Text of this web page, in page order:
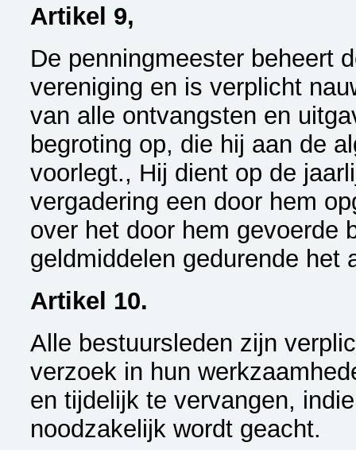
Artikel 9,
De penningmeester beheert
vereniging en is verplicht
van alle ontvangsten en
begroting op, die hij aan de
voorlegt., Hij dient op de
vergadering een door hem
over het door hem gevoerde
geldmiddelen gedurende het
Artikel 10.
Alle bestuursleden zijn
verzoek in hun
en tijdelijk te vervangen,
noodzakelijk wordt geacht.